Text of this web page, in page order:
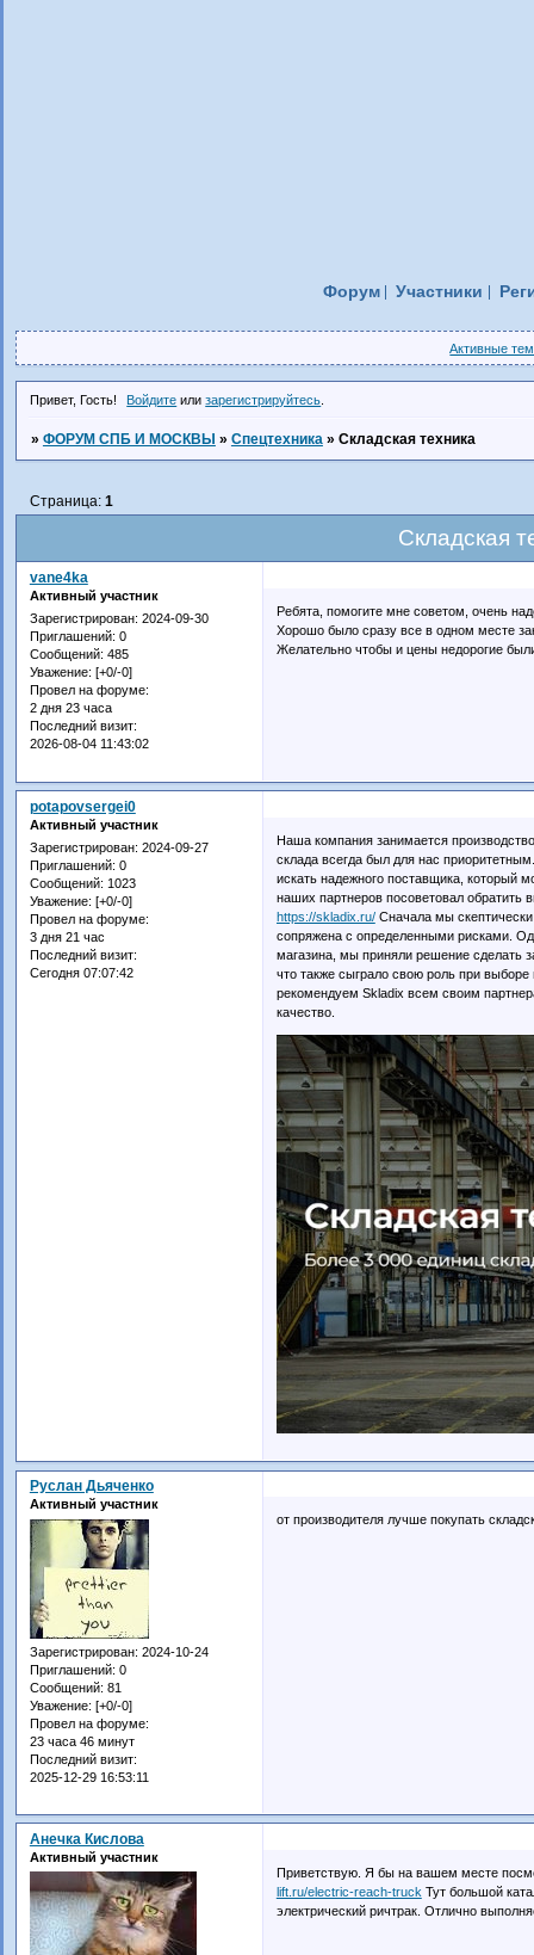
Форум Участники
Активные
Привет, Гость! Войдите илизарегистрируйтесь
» ФОРУМ СПБ И МОСКВЫ » Спецтехника » Складская техника
Складская
Страница: 1
vane4ka
Активный участник
Зарегистрирован: 2024-09-30
Приглашений: 0
Сообщений: 485
Уважение: [+0/-0]
Провел на форуме:
2 дня 23 часа
Последний визит:
2026-08-04 11:43:02
Ребята, помогите мне советом, очень
Хорошо было сразу все в одном месте
Желательно чтобы и цены недорогие
potapovsergei0
Активный участник
Зарегистрирован: 2024-09-27
Приглашений: 0
Сообщений: 1023
Уважение: [+0/-0]
Провел на форуме:
3 дня 21 час
Последний визит:
Сегодня 07:07:42
Наша компания занимается
склада всегда был для нас
искать надежного поставщика, который
наших партнеров посоветовал обратить
https://skladix.ru/Сначала мы скептически
сопряжена с определенными рисками.
магазина, мы приняли решение сделать
что также сыграло свою роль при
рекомендуем Skladix всем своим
качество.
Руслан Дьяченко
Активный участник
Зарегистрирован: 2024-10-24
Приглашений: 0
Сообщений: 81
Уважение: [+0/-0]
Провел на форуме:
23 часа 46 минут
Последний визит:
2025-12-29 16:53:11
от производителя лучше покупать
Анечка Кислова
Активный участник
Приветствую. Я бы на вашем месте
lift.ru/electric-reach-truck Тут большой
электрический ричтрак. Отлично